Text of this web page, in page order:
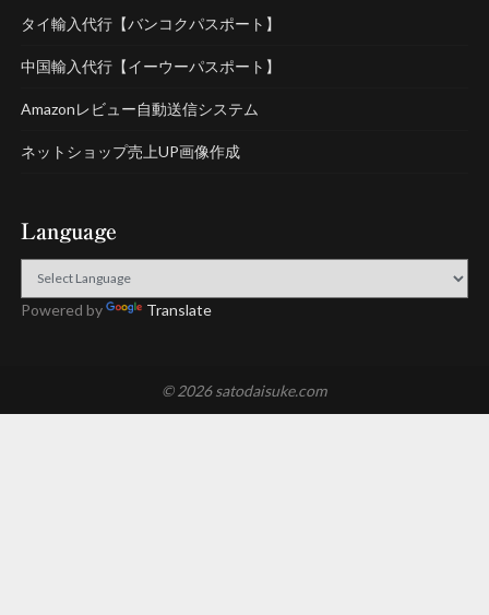
タイ輸入代行【バンコクパスポート】
中国輸入代行【イーウーパスポート】
Amazonレビュー自動送信システム
ネットショップ売上UP画像作成
Language
Powered by Translate
© 2026 satodaisuke.com